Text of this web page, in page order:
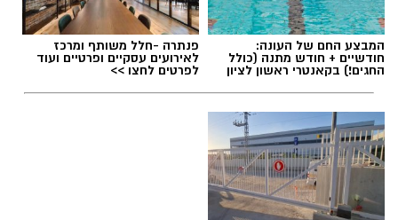
המבצע החם של העונה:
חודשיים + חודש מתנה (כולל
החגים!) בקאנטרי ראשון לציון
פנתרה -חלל משותף ומרכז
לאירועים עסקיים ופרטיים ועוד
לפרטים לחצו >>